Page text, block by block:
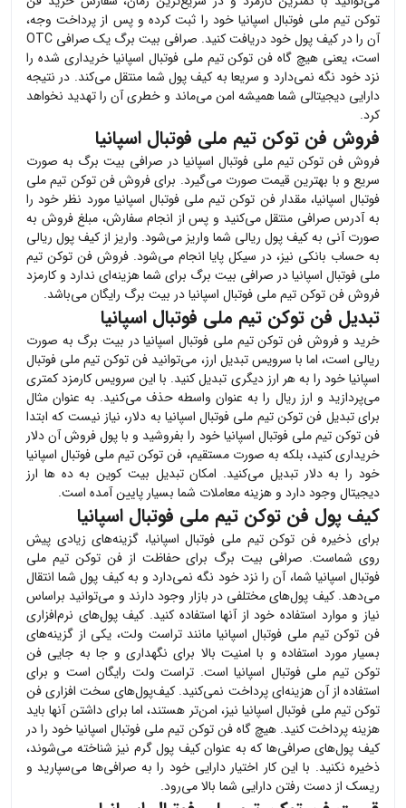
توکن تیم ملی فوتبال اسپانیاخود را ثبت کرده و پس از پرداخت وجه،
آن را در کیف پول خود دریافت کنید. صرافی بیت برگ یک صرافی OTC
است، یعنی هیچ گاه فن توکن تیم ملی فوتبال اسپانیا خریداری شده را
نزد خود نگه نمی‌دارد و سریعا به کیف پول شما منتقل می‌کند. در نتیجه
دارایی دیجیتالی شما همیشه امن می‌ماند و خطری آن را تهدید نخواهد
کرد.
فروش فن توکن تیم ملی فوتبال اسپانیا
فروش فن توکن تیم ملی فوتبال اسپانیا در صرافی بیت برگ به صورت
سریع و با بهترین قیمت صورت می‌گیرد. برای فروشفن توکن تیم ملی
فوتبال اسپانیا، مقدارفن توکن تیم ملی فوتبال اسپانیا مورد نظر خود را
به آدرس صرافی منتقل می‌کنید و پس از انجام سفارش، مبلغ فروش به
صورت آنی به کیف پول ریالی شما واریز می‌شود. واریز از کیف پول ریالی
به حساب بانکی نیز، در سیکل پایا انجام می‌شود. فروش فن توکن تیم
ملی فوتبال اسپانیادر صرافی بیت برگ برای شما هزینه‌ای ندارد و کارمزد
فروشفن توکن تیم ملی فوتبال اسپانیادر بیت برگ رایگان می‌باشد.
تبدیل فن توکن تیم ملی فوتبال اسپانیا
خرید و فروشفن توکن تیم ملی فوتبال اسپانیادر بیت برگ به صورت
ریالی است، اما با سرویس تبدیل ارز، می‌توانید فن توکن تیم ملی فوتبال
اسپانیاخود را به هر ارز دیگری تبدیل کنید. با این سرویس کارمزد کمتری
می‌پردازید و ارز ریال را به عنوان واسطه حذف می‌کنید. به عنوان مثال
برای تبدیل فن توکن تیم ملی فوتبال اسپانیا به دلار، نیاز نیست که ابتدا
فن توکن تیم ملی فوتبال اسپانیاخود را بفروشید و با پول فروش آن دلار
خریداری کنید، بلکه به صورت مستقیم، فن توکن تیم ملی فوتبال اسپانیا
خود را به دلار تبدیل می‌کنید. امکان تبدیل بیت کوین به ده ها ارز
دیجیتال وجود دارد و هزینه معاملات شما بسیار پایین آمده است.
کیف پول فن توکن تیم ملی فوتبال اسپانیا
برای ذخیرهفن توکن تیم ملی فوتبال اسپانیا، گزینه‌های زیادی پیش
روی شماست. صرافی بیت برگ برای حفاظت ازفن توکن تیم ملی
فوتبال اسپانیا شما، آن را نزد خود نگه نمی‌دارد و به کیف پول شما انتقال
می‌دهد. کیف پول‌های مختلفی در بازار وجود دارند و می‌توانید براساس
نیاز و موارد استفاده خود از آنها استفاده کنید. کیف پول‌های نرم‌افزاری
فن توکن تیم ملی فوتبال اسپانیا مانند تراست ولت، یکی از گزینه‌های
بسیار مورد استفاده و با امنیت بالا برای نگهداری و جا به جایی فن
توکن تیم ملی فوتبال اسپانیااست. تراست ولت رایگان است و برای
استفاده از آن هزینه‌ای پرداخت نمی‌کنید. کیف‌پول‌های سخت افزاریفن
توکن تیم ملی فوتبال اسپانیا نیز، امن‌تر هستند، اما برای داشتن آنها باید
هزینه پرداخت کنید. هیچ گاهفن توکن تیم ملی فوتبال اسپانیاخود را در
کیف پول‌های صرافی‌ها که به عنوان کیف پول گرم نیز شناخته می‌شوند،
ذخیره نکنید. با این کار اختیار دارایی خود را به صرافی‌ها می‌سپارید و
ریسک از دست رفتن دارایی شما بالا می‌رود.